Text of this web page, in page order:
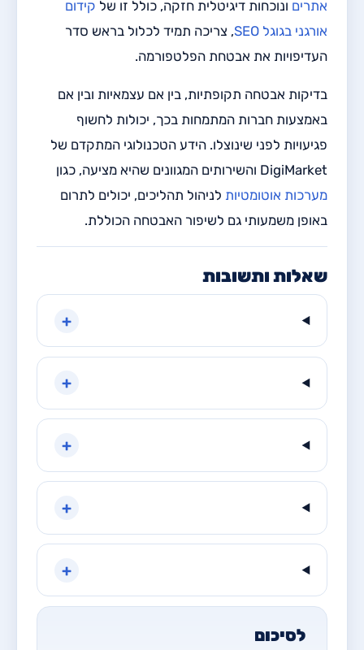
אתרים ונוכחות דיגיטלית חזקה, כולל זו של קידום
אורגני בגוגל SEO
, צריכה תמיד לכלול בראש סדר
העדיפויות את אבטחת הפלטפורמה.
בדיקות אבטחה תקופתיות, בין אם עצמאיות ובין אם
באמצעות חברות המתמחות בכך, יכולות לחשוף
פגיעויות לפני שינוצלו. הידע הטכנולוגי המתקדם של
DigiMarket והשירותים המגוונים שהיא מציעה, כגון
מערכות אוטומטיות לניהול תהליכים, יכולים לתרום
באופן משמעותי גם לשיפור האבטחה הכוללת.
שאלות ותשובות
+
+
+
+
+
לסיכום